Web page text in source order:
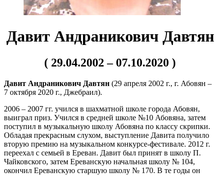
Давит АндраниковичДавтян
( 29.04.2002 – 07.10.2020 )
Давит Андраникович Давтян (29 апреля 2002 г., г. Абовян –
7 октября 2020 г., Джебраил).
2006 – 2007 гг. учился в шахматной школе города Абовян,
выиграл приз. Учился в средней школе №10 Абовяна, затем
поступил в музыкальную школу Абовяна по классу скрипки.
Обладая прекрасным слухом, выступление Давита получило
вторую премию на музыкальном конкурсе-фестивале. 2012 г.
переехал с семьей в Ереван. Давит был принят в школу П.
Чайковского, затем Ереванскую начальная школу № 104,
окончил Ереванскую старшую школу № 170. В те годы он